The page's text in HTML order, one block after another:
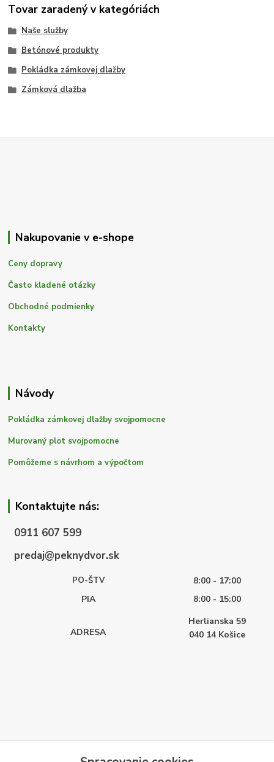
Tovar zaradený v kategóriách
Naše služby
Betónové produkty
Pokládka zámkovej dlažby
Zámková dlažba
Nakupovanie v e-shope
Ceny dopravy
Často kladené otázky
Obchodné podmienky
Kontakty
Návody
Pokládka zámkovej dlažby svojpomocne
Murovaný plot svojpomocne
Pomôžeme s návrhom a výpočtom
Kontaktujte nás:
0911 607 599
predaj@peknydvor.sk
PO-ŠTV
8:00 - 17:00
PIA
8:00 - 15:00
ADRESA
Herlianska 59
040 14 Košice